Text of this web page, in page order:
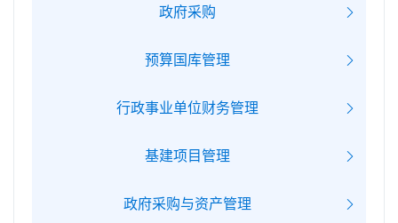
政府采购
预算国库管理
行政事业单位财务管理
基建项目管理
政府采购与资产管理